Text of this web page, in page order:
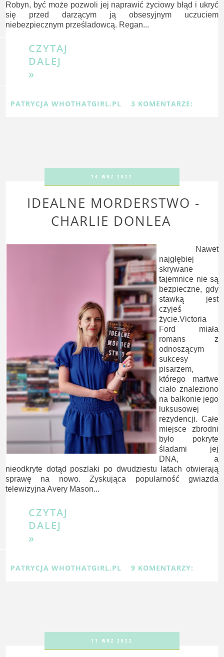
Robyn, być może pozwoli jej naprawić życiowy błąd i ukryć
się przed darzącym ją obsesyjnym uczuciem
niebezpiecznym prześladowcą. Regan...
CZYTAJ
DALEJ
»
PATRYCJA WHOTHATGIRL.PL 3 KOMENTARZE:
14 WRZ 2022
IDEALNE MORDERSTWO -
CHARLIE DONLEA
Nawet
najgłębiej
skrywane
tajemnice nie są
bezpieczne, gdy
stawką jest
czyjeś
życie.Victoria
Ford miała
romans z
odnoszącym
sukcesy
pisarzem,
którego martwe
ciało znaleziono
na balkonie jego
luksusowej
rezydencji. Całe
miejsce zbrodni
było pokryte
śladami jej
DNA, a
nieodkryte dotąd poszlaki po dwudziestu latach otwierają
sprawę na nowo. Zyskująca popularność gwiazda
telewizyjna Avery Mason...
CZYTAJ
DALEJ
»
PATRYCJA WHOTHATGIRL.PL 9 KOMENTARZY:
11 WRZ 2022